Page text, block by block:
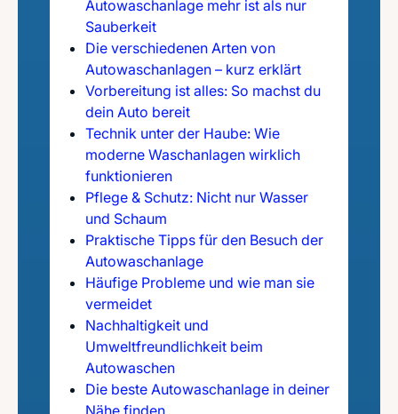
Autowaschanlage mehr ist als nur
Sauberkeit
Die verschiedenen Arten von
Autowaschanlagen – kurz erklärt
Vorbereitung ist alles: So machst du
dein Auto bereit
Technik unter der Haube: Wie
moderne Waschanlagen wirklich
funktionieren
Pflege & Schutz: Nicht nur Wasser
und Schaum
Praktische Tipps für den Besuch der
Autowaschanlage
Häufige Probleme und wie man sie
vermeidet
Nachhaltigkeit und
Umweltfreundlichkeit beim
Autowaschen
Die beste Autowaschanlage in deiner
Nähe finden